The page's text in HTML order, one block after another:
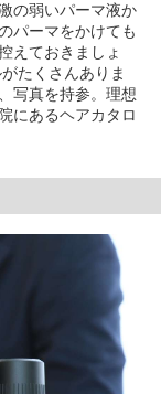
の弱いパーマ液か
パーマをかけても
えておきましょ
たくさんありま
写真を持参。理想
にあるヘアカタロ